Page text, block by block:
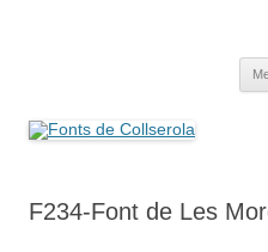
F234-Font de Les